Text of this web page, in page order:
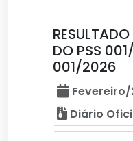
DO PSS
001/2026
Diário